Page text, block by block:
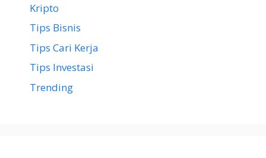
Kripto
Tips Bisnis
Tips Cari Kerja
Tips Investasi
Trending